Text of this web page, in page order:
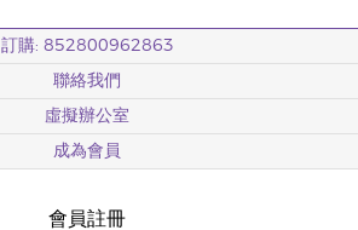
訂購: 852800962863
聯絡我們
虛擬辦公室
成為會員
會員註冊